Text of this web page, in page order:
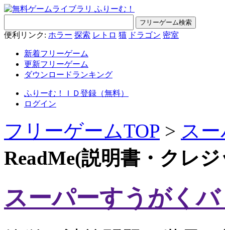
便利リンク: ホラー 探索 レトロ 猫 ドラゴン 密室
新着フリーゲーム
更新フリーゲーム
ダウンロードランキング
ふりーむ！ＩＤ登録（無料）
ログイン
フリーゲームTOP > ス
ReadMe(説明書・クレ
スーパーすうがく